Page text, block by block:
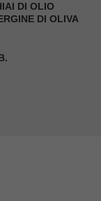
DI OLIO
DI OLIVA